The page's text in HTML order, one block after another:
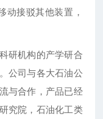
动接驳其他装置，
研机构的产学研合
公司与各大石油公
与合作，产品已经
究院，石油化工类